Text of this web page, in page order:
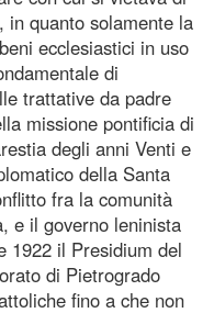
in quanto solamente la
ecclesiastici in uso
di
trattative da padre
missione pontificia di
degli anni Venti e
della Santa
fra la comunità
e il governo leninista
1922 il Presidium del
di Pietrogrado
fino a che non